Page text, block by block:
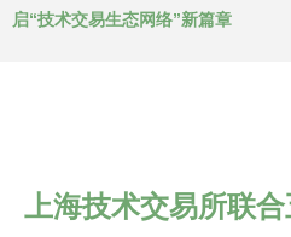
启“技术交易生态网络”新篇章
上海技术交易所联